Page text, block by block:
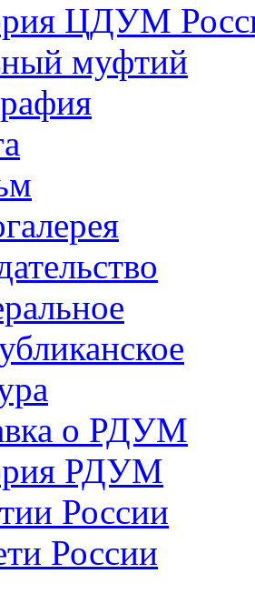
ЦДУМ
муфтий
о РДУМ
РДУМ
России
России